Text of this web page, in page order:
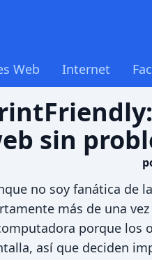
Web Internet
sin
no soy fanática de
más de una
porque los
así que deciden